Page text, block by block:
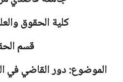
كلية الحقوق
قسم
الموضوع: دور القاضي في